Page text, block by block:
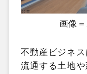
画像
不動産ビジネス
流通する土地